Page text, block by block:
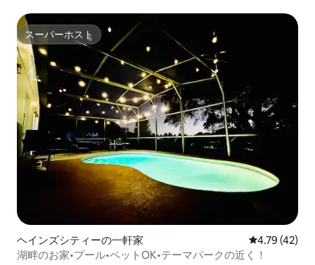
スーパーホスト
スーパーホスト
ヘインズシティーの一軒家 レビュー42
4.79 (42)
湖畔のお家•プール•ペットOK•テーマパークの近く！